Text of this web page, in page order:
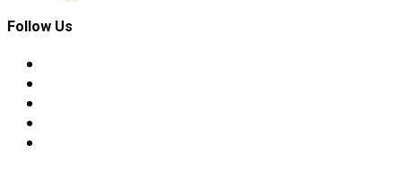
Follow Us